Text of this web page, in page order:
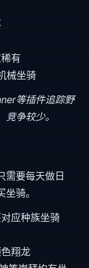
有
械坐骑
等插件追踪野
争较少。
需要每天做日
骑。
应种族坐骑
翔龙